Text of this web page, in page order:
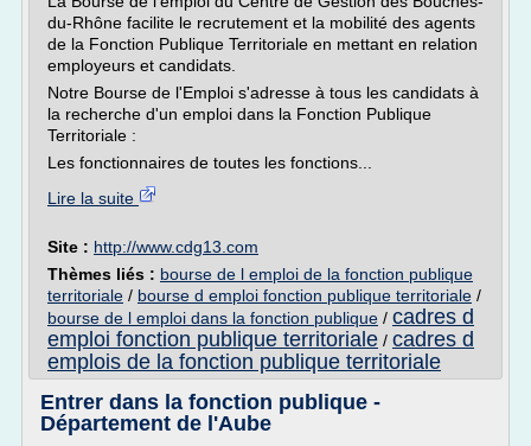
du-Rhône facilite le recrutement et la mobilité des agents
de la Fonction Publique Territoriale en mettant en relation
employeurs et candidats.
Notre Bourse de l'Emploi s'adresse à tous les candidats à
la recherche d'un emploi dans la Fonction Publique
Territoriale :
Les fonctionnaires de toutes les fonctions...
Lire la suite
Site : http://www.cdg13.com
Thèmes liés : bourse de l emploi de la fonction publique
territoriale / bourse d emploi fonction publique territoriale /
bourse de l emploi dans la fonction publique / cadres d
emploi fonction publique territoriale / cadres d
emplois de la fonction publique territoriale
Entrer dans la fonction publique -
Département de l'Aube